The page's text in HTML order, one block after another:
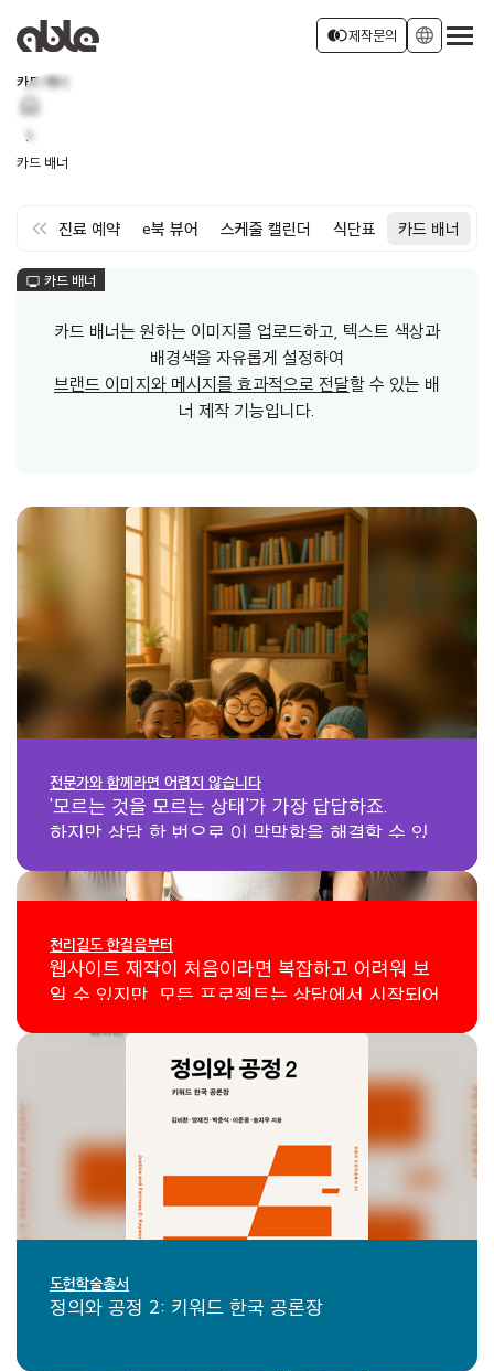
join_left제작문의 language
카드 배너
home
chevron_right
카드 배너
keyboard_double_arrow_left
면회·진료 예약 e북 뷰어 스케줄 캘린더 식단표 카드 배너
monitor 카드 배너
카드 배너는 원하는 이미지를 업로드하고, 텍스트 색상과
배경색을 자유롭게 설정하여
브랜드 이미지와 메시지를 효과적으로 전달할 수 있는 배
너 제작 기능입니다.
전문가와 함께라면 어렵지 않습니다
'모르는 것을 모르는 상태'가 가장 답답하죠.
하지만 상담 한 번으로 이 막막함을 해결할 수 있
왕도는 없지만 올바른 길은 있습니다
세스입니다.
하나씩 차근차근 하면 됩니다.
에이블은 여러분의 그 여정을 함께하는 믿음직한
천리길도 한걸음부터
웹사이트 제작이 처음이라면 복잡하고 어려워 보
일 수 있지만, 모든 프로젝트는 상담에서 시작되어
디자인하고, 개발하면 완성!
각 단계마다 확인하고 피드백하고, 전문가가 가이
드하니까 길을 잃을 일도 없죠.
첫 발만 떼면, 길이 보입니다.
카드 제목 또는 이미
도헌학술총서
정의와 공정 2: 키워드 한국 공론장